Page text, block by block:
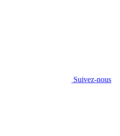
Suivez-nous